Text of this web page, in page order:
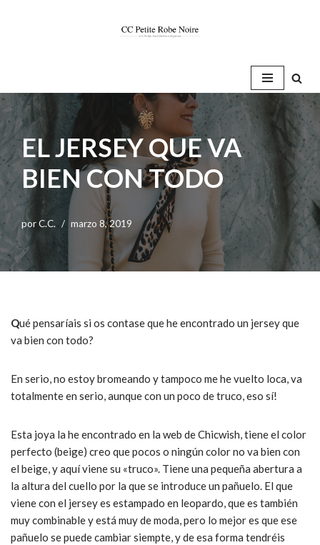
EL JERSEY QUE VA
BIEN CON TODO
porC.C. marzo 8, 2019
Qué pensaríais si os contase que he encontrado un jersey que
va bien con todo?
En serio, no estoy bromeando y tampoco me he vuelto loca, va
totalmente en serio, aunque con un poco de truco, eso sí!
Esta joya la he encontrado en la web de Chicwish, tiene el color
perfecto (beige) creo que pocos o ningún color no va bien con
el beige, y aquí viene su «truco». Tiene una pequeña abertura a
la altura del cuello por la que se introduce un pañuelo. El que
viene con el jersey es estampado en leopardo, que es también
muy combinable y está muy de moda, pero lo mejor es que ese
pañuelo se puede cambiar siempte, y de esa forma tendréis